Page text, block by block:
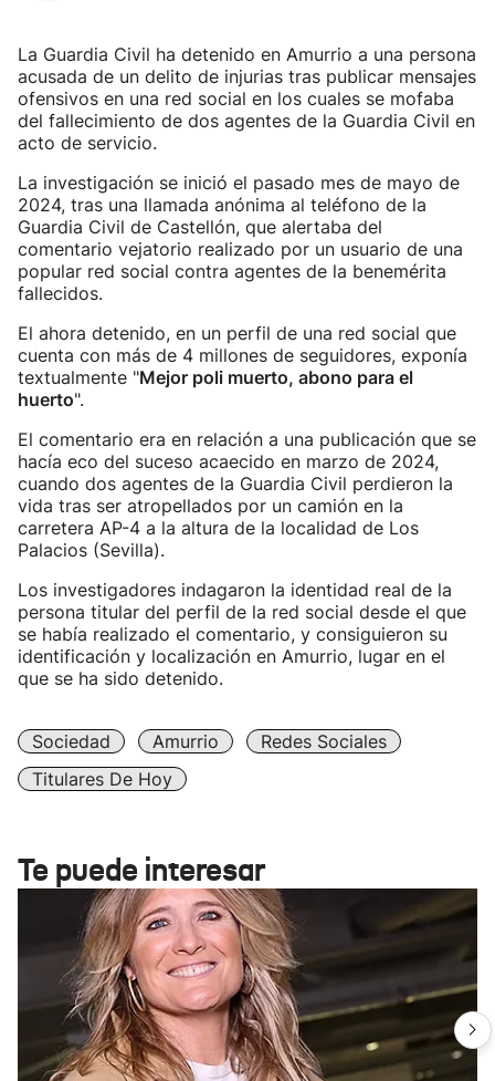
La Guardia Civil ha detenido en Amurrio a una persona
acusada de un delito de injurias tras publicar mensajes
ofensivos en una red social en los cuales se mofaba
del fallecimiento de dos agentes de la Guardia Civil en
acto de servicio.
La investigación se inició el pasado mes de mayo de
2024, tras una llamada anónima al teléfono de la
Guardia Civil de Castellón, que alertaba del
comentario vejatorio realizado por un usuario de una
popular red social contra agentes de la benemérita
fallecidos.
El ahora detenido, en un perfil de una red social que
cuenta con más de 4 millones de seguidores, exponía
textualmente "Mejor poli muerto, abono para el
huerto".
El comentario era en relación a una publicación que se
hacía eco del suceso acaecido en marzo de 2024,
cuando dos agentes de la Guardia Civil perdieron la
vida tras ser atropellados por un camión en la
carretera AP-4 a la altura de la localidad de Los
Palacios (Sevilla).
Los investigadores indagaron la identidad real de la
persona titular del perfil de la red social desde el que
se había realizado el comentario, y consiguieron su
identificación y localización en Amurrio, lugar en el
que se ha sido detenido.
Sociedad Amurrio
Redes Sociales
Titulares De Hoy
Te puede interesar